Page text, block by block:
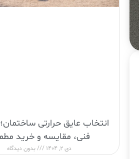
انتخاب عایق حرارتی
فنی، مقایسه و خرید
دی 2, 1404 بدون دیدگاه